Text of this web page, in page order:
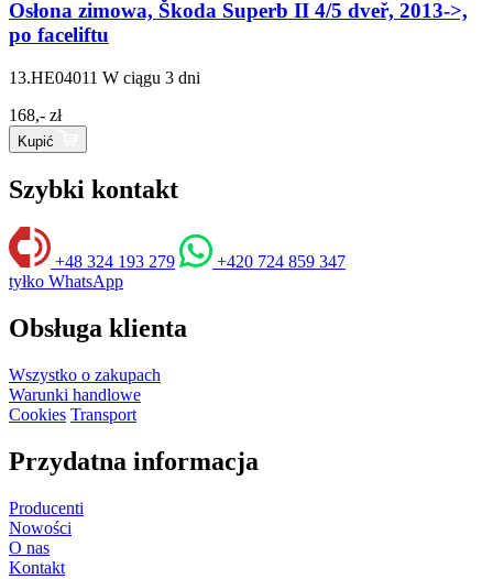
Osłona zimowa, Škoda Superb II 4/5 dveř, 2013->,
po faceliftu
13.HE04011 W ciągu 3 dni
168,- zł
Kupić
Szybki kontakt
+48 324 193 279
+420 724 859 347
tyłko WhatsApp
Obsługa klienta
Wszystko o zakupach
Warunki handlowe
Cookies Transport
Przydatna informacja
Producenti
Nowości
O nas
Kontakt